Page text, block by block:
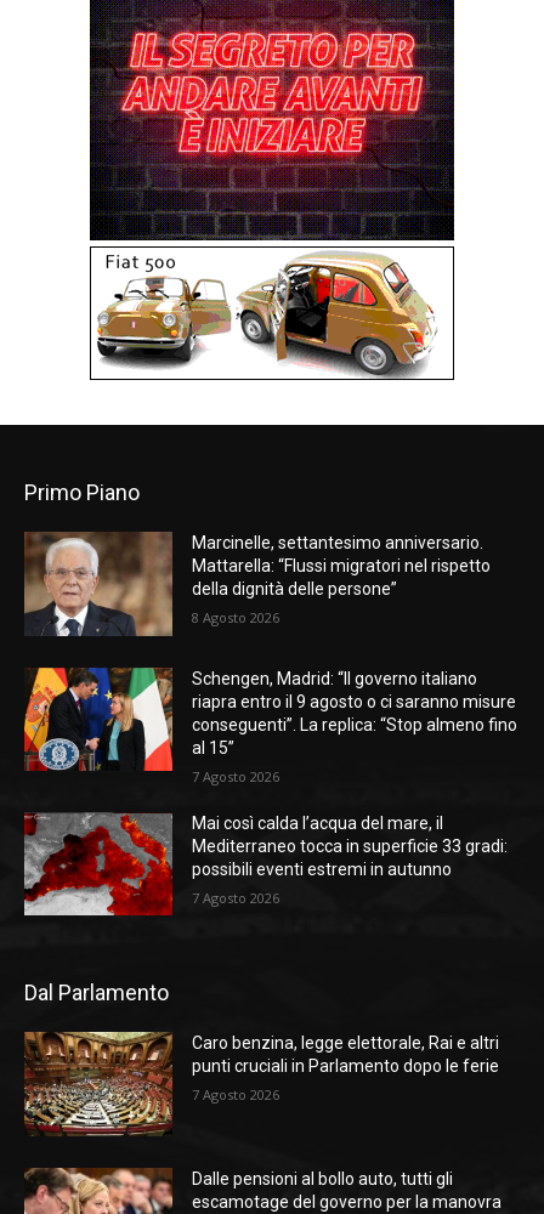
Primo Piano
Marcinelle, settantesimo anniversario.
Mattarella: “Flussi migratori nel rispetto
della dignità delle persone”
8 Agosto 2026
Schengen, Madrid: “Il governo italiano
riapra entro il 9 agosto o ci saranno misure
conseguenti”. La replica: “Stop almeno fino
al 15”
7 Agosto 2026
Mai così calda l’acqua del mare, il
Mediterraneo tocca in superficie 33 gradi:
possibili eventi estremi in autunno
7 Agosto 2026
Dal Parlamento
Caro benzina, legge elettorale, Rai e altri
punti cruciali in Parlamento dopo le ferie
7 Agosto 2026
Dalle pensioni al bollo auto, tutti gli
escamotage del governo per la manovra